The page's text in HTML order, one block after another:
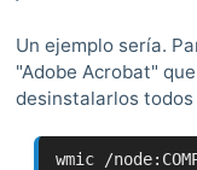
Un ejemplo sería.
"Adobe Acrobat"
desinstalarlos
wmic /